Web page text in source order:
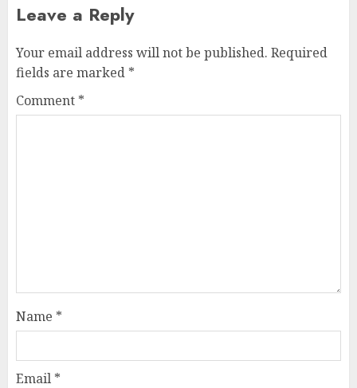
Leave a Reply
Your email address will not be published. Required
fields are marked *
Comment *
Name *
Email *